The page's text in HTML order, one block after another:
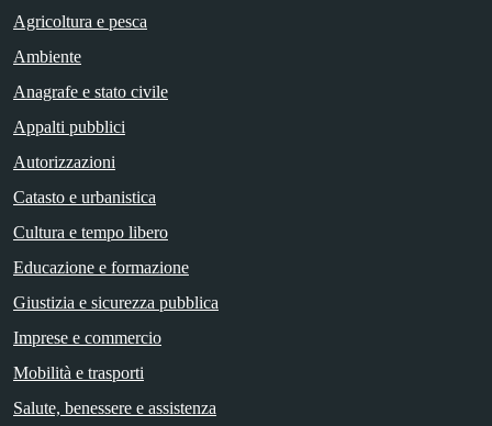
Agricoltura e pesca
Ambiente
Anagrafe e stato civile
Appalti pubblici
Autorizzazioni
Catasto e urbanistica
Cultura e tempo libero
Educazione e formazione
Giustizia e sicurezza pubblica
Imprese e commercio
Mobilità e trasporti
Salute, benessere e assistenza